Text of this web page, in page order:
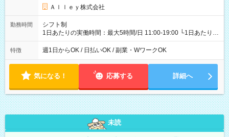
Ａｌｌｅｙ株式会社
勤務時間
シフト制
1日あたりの実働時間：最大5時間/日 11:00-19:00 └1日あたりの
実働時間：1-5時間 └上記の時間帯内であれば、いつでも勤務可
能！ └平日・土曜日の中で、お好きな曜日でご勤務いただけま
18:00 などのように、自由な働き方が可能なお仕事です！
特徴 週1日からOK / 日払いOK / 副業・WワークOK
気になる！ 応募する 詳細へ
未読